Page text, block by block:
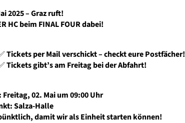
2025 – Graz ruft!
HC beim FINAL FOUR dabei!
Tickets per Mail verschickt – checkt eure Postfächer!
Tickets gibt’s am Freitag bei der Abfahrt!
02. Mai um 09:00 Uhr
Salza-Halle
damit wir als Einheit starten können!